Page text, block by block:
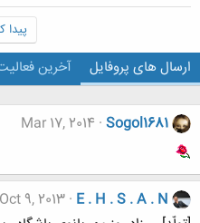
پیدا
ارسال های پروفایل آخرین
Sogol1681
Mar 17, 2014
E . H . S . A . N
Oct 9, 2013